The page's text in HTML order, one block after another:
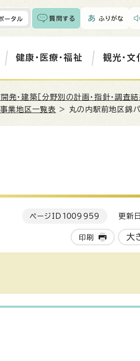
ータル 質問する ふりがな
健康・医療・福祉 観光・文
発・建築［分野別の計画・指針・調査結
業地区一覧表 > 丸の内駅前地区錦
ページID 1009959 更新
印刷 大